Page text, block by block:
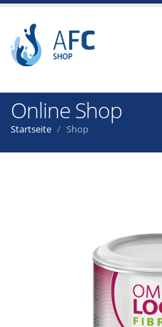
Online Shop
Startseite Shop